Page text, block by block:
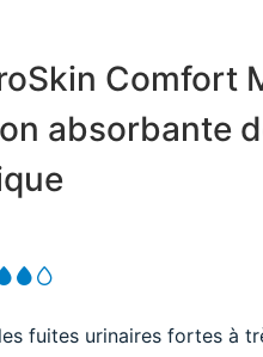
Comfort
absorbante
fuites urinaires fortes à